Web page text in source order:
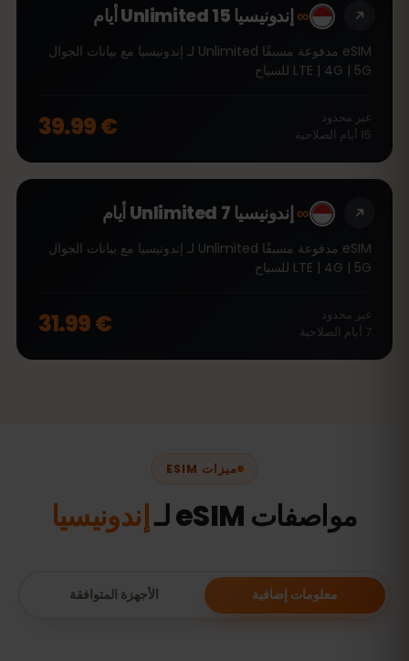
∞إندونيسيا Unlimited 15 أيام
eSIM مدفوعة مسبقًا Unlimited لـ إندونيسيا مع بيانات الجوال
LTE | 4G | 5G للسياح
غير محدود
15 أيام الصلاحية € 39.99
∞إندونيسيا Unlimited 7 أيام
eSIM مدفوعة مسبقًا Unlimited لـ إندونيسيا مع بيانات الجوال
LTE | 4G | 5G للسياح
غير محدود
7 أيام الصلاحية € 31.99
ميزات ESIM
مواصفات eSIM لـ إندونيسيا
معلومات إضافية الأجهزة المتوافقة